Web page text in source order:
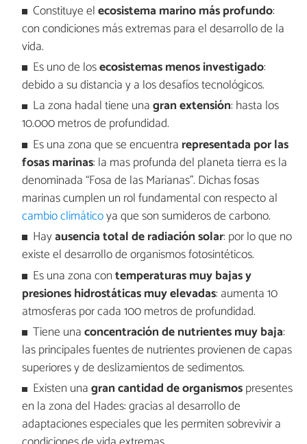
Constituye elecosistema marino más profundo:
con condiciones más extremas para el desarrollo de la
vida.
Es uno de losecosistemas menos investigado:
debido a su distancia y a los desafíos tecnológicos.
La zona hadal tiene unagran extensión: hasta los
10.000 metros de profundidad.
Es una zona que se encuentra representada por las
fosas marinas: la mas profunda del planeta tierra es la
denominada “Fosa de las Marianas”. Dichas fosas
marinas cumplen un rol fundamental con respecto al
cambio climáticoya que son sumideros de carbono.
Hayausencia total de radiación solar: por lo que no
existe el desarrollo de organismos fotosintéticos.
Es una zona contemperaturas muy bajas y
presiones hidrostáticas muy elevadas: aumenta 10
atmosferas por cada 100 metros de profundidad.
Tiene unaconcentración de nutrientes muy baja:
las principales fuentes de nutrientes provienen de capas
superiores y de deslizamientos de sedimentos.
Existen unagran cantidad de organismospresentes
en la zona del Hades: gracias al desarrollo de
adaptaciones especiales que les permiten sobrevivir a